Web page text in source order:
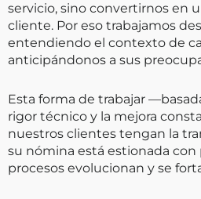
servicio, sino convertirnos en
cliente. Por eso trabajamos
entendiendo el contexto de
anticipándonos a sus
Esta forma de trabajar
rigor técnico y la mejora
nuestros clientes tengan la
su nómina está estionada con
procesos evolucionan y se